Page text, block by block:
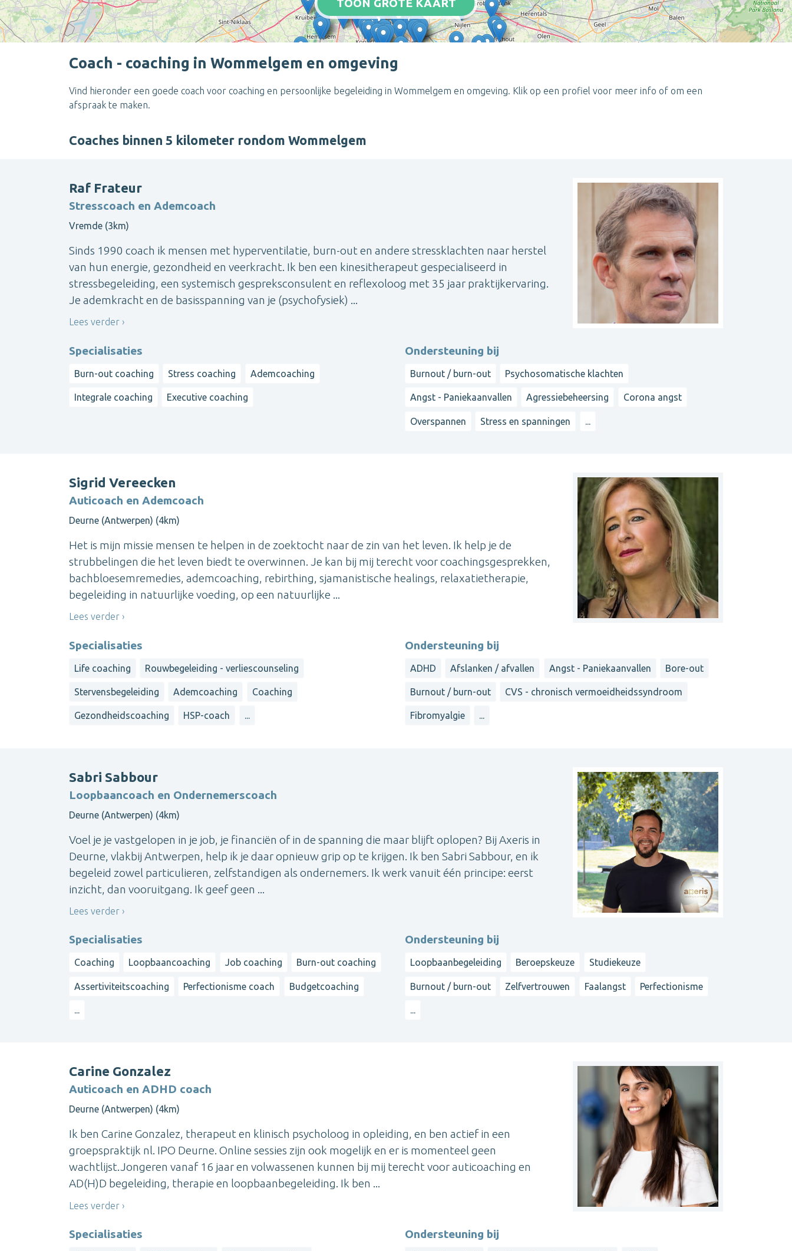
TOON GROTE KAART
Coach - coaching in Wommelgem en omgeving
Vind hieronder een goede coach voor coaching en persoonlijke begeleiding in Wommelgem en omgeving. Klik op een profiel voor meer info of om een
afspraak te maken.
Coaches binnen 5 kilometer rondom Wommelgem
Raf Frateur
Stresscoach en Ademcoach
Vremde (3km)
Sinds 1990 coach ik mensen met hyperventilatie, burn-out en andere stressklachten naar herstel
van hun energie, gezondheid en veerkracht. Ik ben een kinesitherapeut gespecialiseerd in
stressbegeleiding, een systemisch gespreksconsulent en reflexoloog met 35 jaar praktijkervaring.
Je ademkracht en de basisspanning van je (psychofysiek) ...
Lees verder
Specialisaties
Burn-out coaching Stress coaching Ademcoaching
Integrale coaching Executive coaching
Ondersteuning bij
Burnout / burn-out Psychosomatische klachten
Angst - Paniekaanvallen Agressiebeheersing Corona angst
Overspannen Stress en spanningen
Sigrid Vereecken
Auticoach en Ademcoach
Deurne (Antwerpen) (4km)
Het is mijn missie mensen te helpen in de zoektocht naar de zin van het leven. Ik help je de
strubbelingen die het leven biedt te overwinnen. Je kan bij mij terecht voor coachingsgesprekken,
bachbloesemremedies, ademcoaching, rebirthing, sjamanistische healings, relaxatietherapie,
begeleiding in natuurlijke voeding, op een natuurlijke ...
Lees verder
Specialisaties
Life coaching Rouwbegeleiding - verliescounseling
Stervensbegeleiding Ademcoaching Coaching
Gezondheidscoaching HSP-coach ...
Ondersteuning bij
ADHD Afslanken / afvallen Angst - Paniekaanvallen Bore-out
Burnout / burn-out CVS - chronisch vermoeidheidssyndroom
Fibromyalgie ...
Sabri Sabbour
Loopbaancoach en Ondernemerscoach
Deurne (Antwerpen) (4km)
Voel je je vastgelopen in je job, je financiën of in de spanning die maar blijft oplopen? Bij Axeris in
Deurne, vlakbij Antwerpen, help ik je daar opnieuw grip op te krijgen. Ik ben Sabri Sabbour, en ik
begeleid zowel particulieren, zelfstandigen als ondernemers. Ik werk vanuit één principe: eerst
inzicht, dan vooruitgang. Ik geef geen ...
Lees verder
Specialisaties
Coaching Loopbaancoaching Job coaching Burn-out coaching
Assertiviteitscoaching Perfectionisme coach Budgetcoaching
...
Ondersteuning bij
Loopbaanbegeleiding Beroepskeuze Studiekeuze
Burnout / burn-out Zelfvertrouwen Faalangst Perfectionisme
...
Carine Gonzalez
Auticoach en ADHD coach
Deurne (Antwerpen) (4km)
Ik ben Carine Gonzalez, therapeut en klinisch psycholoog in opleiding, en ben actief in een
groepspraktijk nl. IPO Deurne. Online sessies zijn ook mogelijk en er is momenteel geen
wachtlijst.Jongeren vanaf 16 jaar en volwassenen kunnen bij mij terecht voor auticoaching en
AD(H)D begeleiding, therapie en loopbaanbegeleiding. Ik ben ...
Lees verder
Specialisaties Ondersteuning bij